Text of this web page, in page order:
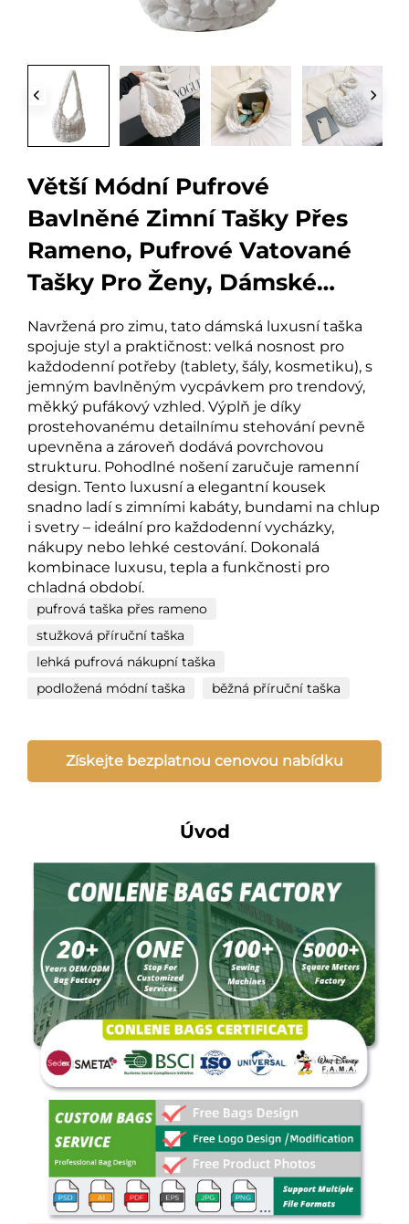
Větší Módní Pufrové
Bavlněné Zimní Tašky Přes
Rameno, Pufrové Vatované
Tašky Pro Ženy, Dámské
Luxusní Kabelky
Navržená pro zimu, tato dámská luxusní taška
spojuje styl a praktičnost: velká nosnost pro
každodenní potřeby (tablety, šály, kosmetiku), s
jemným bavlněným vycpávkem pro trendový,
měkký pufákový vzhled. Výplň je díky
prostehovanému detailnímu stehování pevně
upevněna a zároveň dodává povrchovou
strukturu. Pohodlné nošení zaručuje ramenní
design. Tento luxusní a elegantní kousek
snadno ladí s zimními kabáty, bundami na chlup
i svetry – ideální pro každodenní vycházky,
nákupy nebo lehké cestování. Dokonalá
kombinace luxusu, tepla a funkčnosti pro
chladná období.
pufrová taška přes rameno
stužková příruční taška
lehká pufrová nákupní taška
podložená módní taška
běžná příruční taška
Získejte bezplatnou cenovou nabídku
Úvod